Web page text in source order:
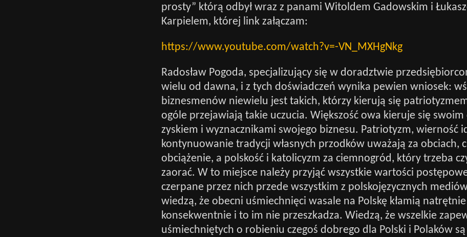
prosty” którą odbył wraz z panami Witoldem Gadowskim i
Karpielem, której link załączam:
https://www.youtube.com/watch?v=-VN_MXHgNkg
Radosław Pogoda, specjalizujący się w doradztwie
wielu od dawna, i z tych doświadczeń wynika pewien wniosek:
biznesmenów niewielu jest takich, którzy kierują się
ogóle przejawiają takie uczucia. Większość owa kieruje się
zyskiem i wyznacznikami swojego biznesu. Patriotyzm, wierność
kontynuowanie tradycji własnych przodków uważają za obciach,
obciążenie, a polskość i katolicyzm za ciemnogród, który trzeba
zaorać. W to miejsce należy przyjąć wszystkie wartości
czerpane przez nich przede wszystkim z polskojęzycznych
wiedzą, że obecni uśmiechnięci wasale na Polskę kłamią
konsekwentnie i to im nie przeszkadza. Wiedzą, że wszelkie
uśmiechniętych o robieniu czegoś dobrego dla Polski i Polaków są